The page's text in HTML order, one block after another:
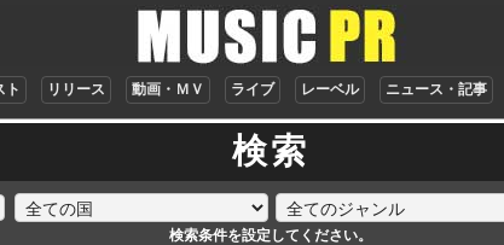
ト リリース 動画・ＭＶ ライブ レーベル ニュース・記事
検索
検索条件を設定してください。